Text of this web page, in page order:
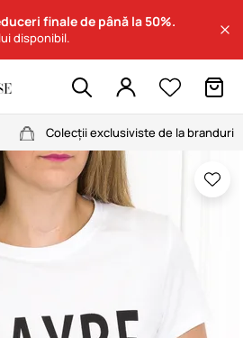
finale de până la 50%.
disponibil.
Colecții exclusiviste de la branduri